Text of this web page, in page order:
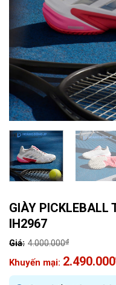
GIÀY PICKLEBALL
IH2967
4.000.000₫
Giá
gốc
2.490.000
Giá